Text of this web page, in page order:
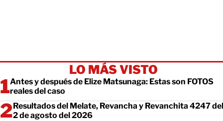
LO MÁS VISTO
Antes y después de Elize Matsunaga: Estas son FOTOS
reales del caso
Resultados del Melate, Revancha y Revanchita 4247 del
2 de agosto del 2026